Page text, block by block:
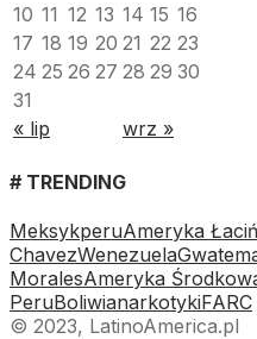
10 11 12 13 14 15 16
17 18 19 20 21 22 23
24 25 26 27 28 29 30
31
« lip
wrz »
# TRENDING
MeksykperuAmeryka
ChavezWenezuela
MoralesAmeryka
PeruBoliwianarkotykiFARC
© 2023, LatinoAmerica.pl